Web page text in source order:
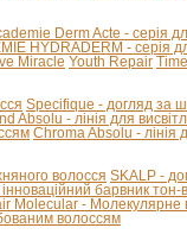
Derm Acte - серія
HYDRADERM - серія
Miracle Youth Repair
Specifique - догляд за
Absolu - лінія для
Chroma Absolu - лінія
волосся SKALP -
барвник тон-
Molecular - Молекулярне
волоссям